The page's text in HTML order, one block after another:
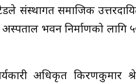
संस्थागत समाजिक
भवन निर्माणको लागि
अधिकृत किरणकुमार